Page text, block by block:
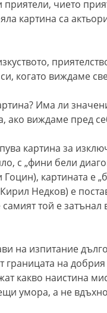
чието
картина са
когато виждаме
Има ли
ако виждаме пред
картина за
с „фини бели
картината е
Недков) е
той е
на изпитание
границата на
какво наистина
умора, а не